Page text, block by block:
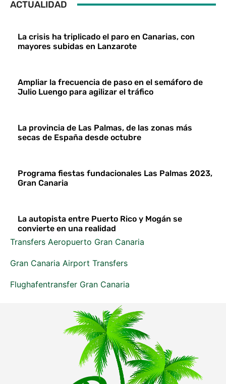
ACTUALIDAD
La crisis ha triplicado el paro en Canarias, con
mayores subidas en Lanzarote
Ampliar la frecuencia de paso en el semáforo de
Julio Luengo para agilizar el tráfico
La provincia de Las Palmas, de las zonas más
secas de España desde octubre
Programa fiestas fundacionales Las Palmas 2023,
Gran Canaria
La autopista entre Puerto Rico y Mogán se
convierte en una realidad
Transfers Aeropuerto Gran Canaria
Gran Canaria Airport Transfers
Flughafentransfer Gran Canaria